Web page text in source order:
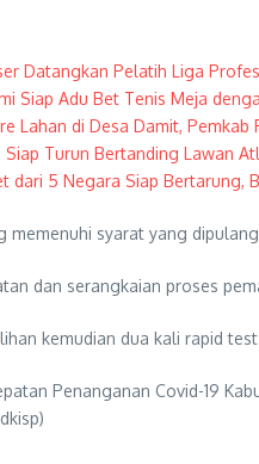
Datangkan Pelatih Liga
Siap Adu Bet Tenis Meja
Lahan di Desa Damit,
Siap Turun Bertanding Lawan
dari 5 Negara Siap Bertarung,
memenuhi syarat yang
dan serangkaian proses
kemudian dua kali rapid
Penanganan Covid-19